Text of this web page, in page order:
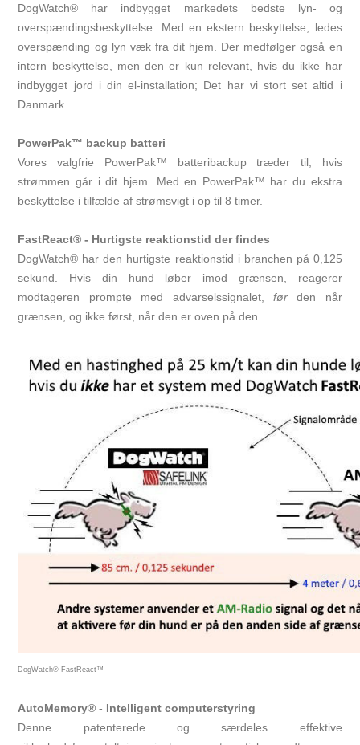
DogWatch® har indbygget markedets bedste lyn- og
overspændingsbeskyttelse. Med en ekstern beskyttelse, ledes
overspænding og lyn væk fra dit hjem. Der medfølger også en
intern beskyttelse, men den er kun relevant, hvis du ikke har
indbygget jord i din el-installation; Det har vi stort set altid i
Danmark.
PowerPak™ backup batteri
Vores valgfrie PowerPak™ batteribackup træder til, hvis
strømmen går i dit hjem. Med en PowerPak™ har du ekstra
beskyttelse i tilfælde af strømsvigt i op til 8 timer.
FastReact® - Hurtigste reaktionstid der findes
DogWatch® har den hurtigste reaktionstid i branchen på 0,125
sekund. Hvis din hund løber imod grænsen, reagerer
modtageren prompte med advarselssignalet, førden når
grænsen, og ikke først, når den er oven på den.
DogWatch® FastReact™
AutoMemory® - Intelligent computerstyring
Denne patenterede og særdeles effektive